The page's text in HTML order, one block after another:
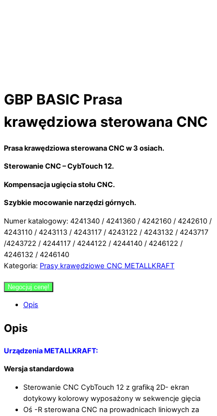
GBP BASIC Prasa
krawędziowa sterowana CNC
Prasa krawędziowa sterowana CNC w 3 osiach.
Sterowanie CNC – CybTouch 12.
Kompensacja ugięcia stołu CNC.
Szybkie mocowanie narzędzi górnych.
Numer katalogowy: 4241340 / 4241360 / 4242160 / 4242610 /
4243110 / 4243113 / 4243117 / 4243122 / 4243132 / 4243717
/4243722 / 4244117 / 4244122 / 4244140 / 4246122 /
4246132 / 4246140
Kategoria: Prasy krawędziowe CNC METALLKRAFT
Negocjuj cenę!
Opis
Opis
Urządzenia METALLKRAFT:
Wersja standardowa
Sterowanie CNC CybTouch 12 z grafiką 2D- ekran
dotykowy kolorowy wyposażony w sekwencje gięcia
Oś -R sterowana CNC na prowadnicach liniowych za